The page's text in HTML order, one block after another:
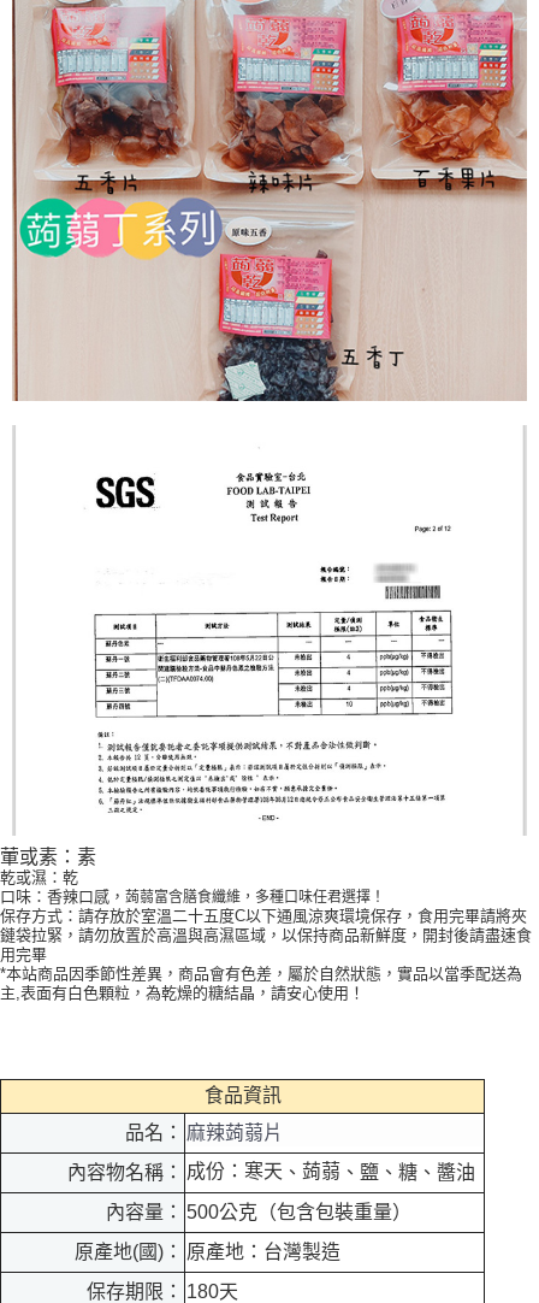
葷或素：素
乾或濕：乾
口味：香辣口感， 蒟蒻富含膳食纖維，多種口味任君選擇！
保存方式：請存放於室溫二十五度C以下通風涼爽環境保存，食用完畢請將夾
鏈袋拉緊，請勿放置於高溫與高濕區域，以保持商品新鮮度，開封後請盡速食
用完畢
*本站商品因季節性差異，商品會有色差，屬於自然狀態，實品以當季配送為
主,表面有白色顆粒，為乾燥的糖結晶，請安心使用！
食品資訊
品名：
麻辣蒟蒻片
內容物名稱：
成份：寒天 、 蒟蒻 、鹽、糖、醬油
內容量： 500公克（包含包裝重量）
原產地(國)：
原產地：台灣製造
保存期限：
180天